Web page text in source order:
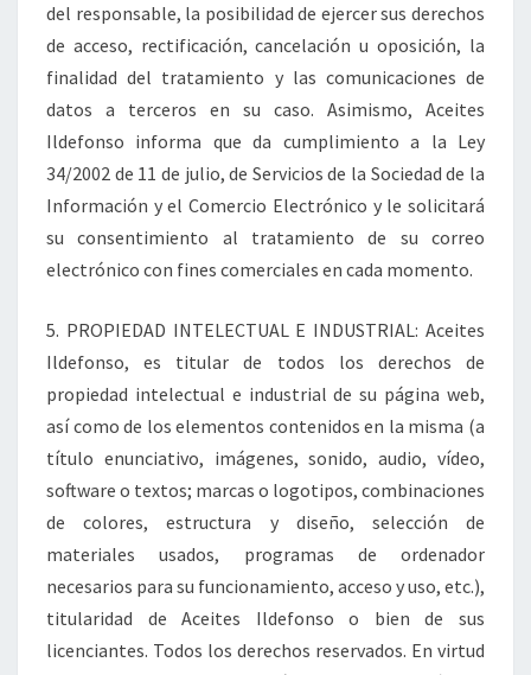
del responsable, la posibilidad de ejercer sus derechos
de acceso, rectificación, cancelación u oposición, la
finalidad del tratamiento y las comunicaciones de
datos a terceros en su caso. Asimismo, Aceites
Ildefonso informa que da cumplimiento a la Ley
34/2002 de 11 de julio, de Servicios de la Sociedad de la
Información y el Comercio Electrónico y le solicitará
su consentimiento al tratamiento de su correo
electrónico con fines comerciales en cada momento.
5. PROPIEDAD INTELECTUAL E INDUSTRIAL: Aceites
Ildefonso, es titular de todos los derechos de
propiedad intelectual e industrial de su página web,
así como de los elementos contenidos en la misma (a
título enunciativo, imágenes, sonido, audio, vídeo,
software o textos; marcas o logotipos, combinaciones
de colores, estructura y diseño, selección de
materiales usados, programas de ordenador
necesarios para su funcionamiento, acceso y uso, etc.),
titularidad de Aceites Ildefonso o bien de sus
licenciantes. Todos los derechos reservados. En virtud